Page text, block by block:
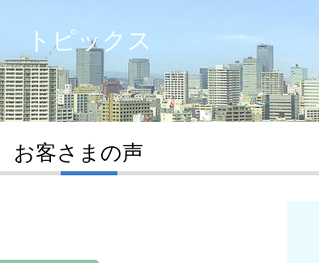
トピックス
お客さまの声